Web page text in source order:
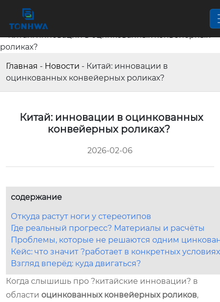
Главная - Новости - Китай: инновации в
оцинкованных конвейерных роликах?
Китай: инновации в оцинкованных
конвейерных роликах?
2026-02-06
содержание
Откуда растут ноги у стереотипов
Где реальный прогресс? Материалы и расчёты
Проблемы, которые не решаются одним
Кейс: что значит ?работает в конкретных
Взгляд вперёд: куда двигаться?
Когда слышишь про ?китайские инновации? в
области оцинкованных конвейерных роликов,